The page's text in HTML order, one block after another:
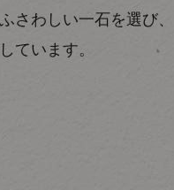
さわしい一石を選び、
ています。